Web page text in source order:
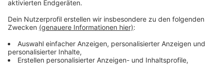
Hier eine Beschreibung der mutmasslichen
Täter:
Anzeige